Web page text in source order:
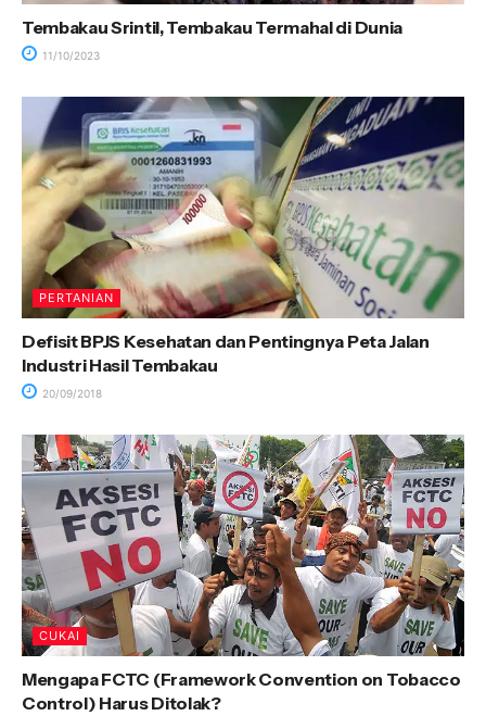
Tembakau Srintil, Tembakau Termahal di Dunia
11/10/2023
PERTANIAN
Defisit BPJS Kesehatan dan Pentingnya Peta Jalan
Industri Hasil Tembakau
20/09/2018
CUKAI
Mengapa FCTC (Framework Convention on Tobacco
Control) Harus Ditolak?